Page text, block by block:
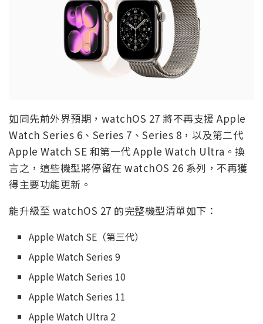
如同先前外界預期，watchOS 27 將不再支援 Apple
Watch Series 6、Series 7、Series 8，以及第二代
Apple Watch SE 和第一代 Apple Watch Ultra。換
言之，這些機型將停留在 watchOS 26 系列，不再獲
得主要功能更新。
能升級至 watchOS 27 的完整機型清單如下：
Apple Watch SE（第三代）
Apple Watch Series 9
Apple Watch Series 10
Apple Watch Series 11
Apple Watch Ultra 2